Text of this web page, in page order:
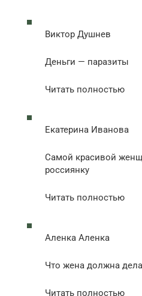
Виктор Душнев
Деньги — паразиты
Читать полностью
Екатерина Иванова
Самой красивой
россиянку
Читать полностью
Аленка Аленка
Что жена должна
Читать полностью